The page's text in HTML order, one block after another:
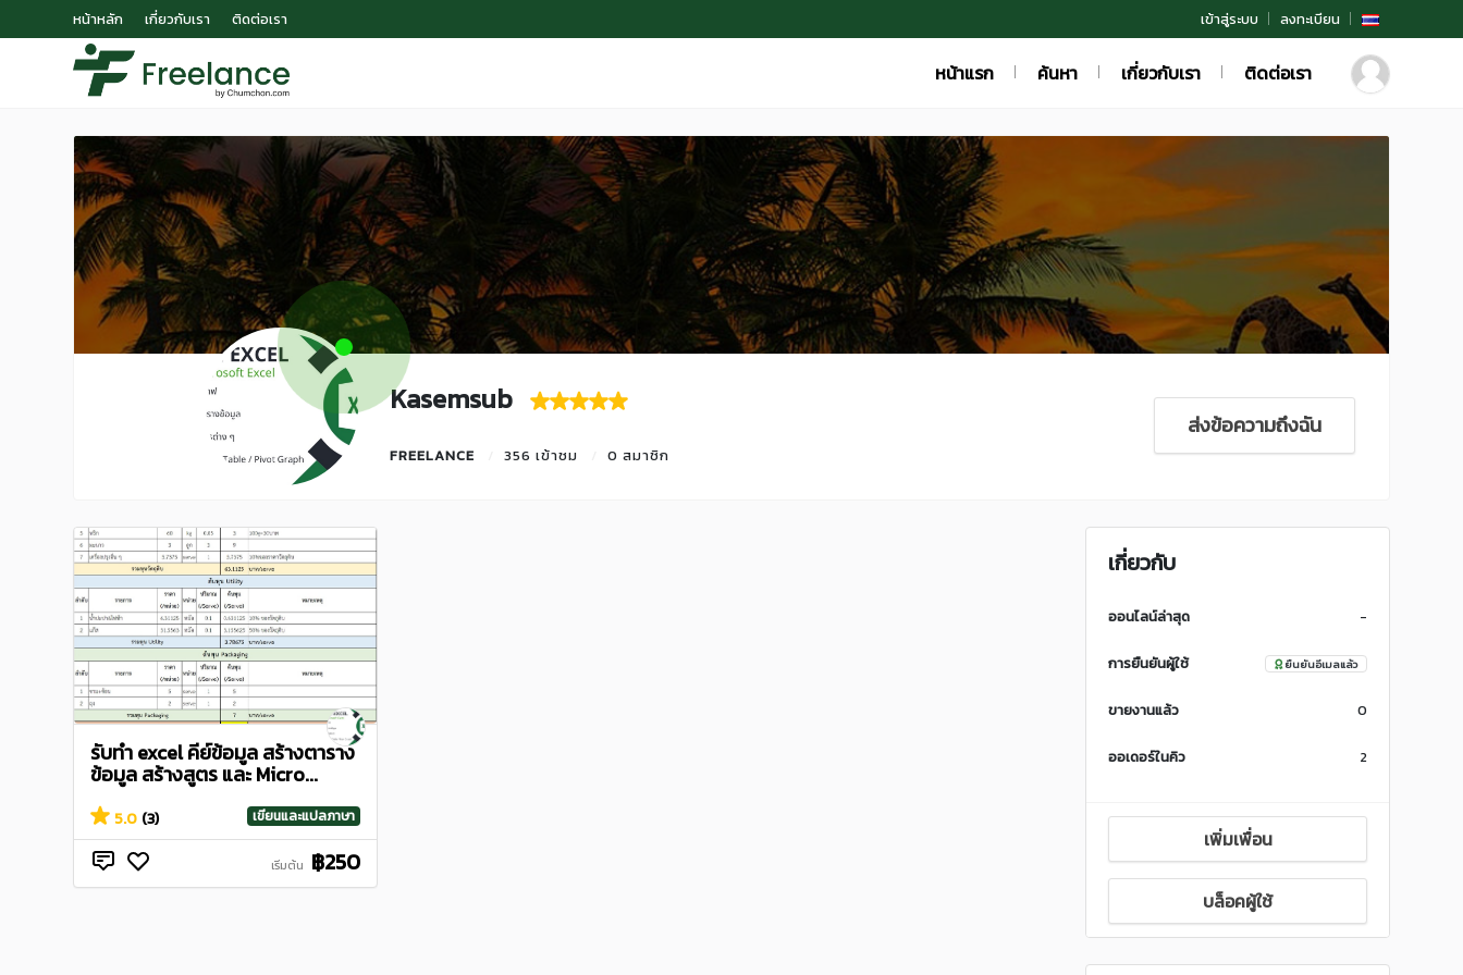
หน้าหลัก เกี่ยวกับเรา ติดต่อเรา เข้าสู่ระบบ ลงทะเบียน
หน้าแรก ค้นหา เกี่ยวกับเรา ติดต่อเรา
Kasemsub
FREELANCE 356 เข้าชม 0 สมาชิก
ส่งข้อความถึงฉัน
รับทำ excel คีย์ข้อมูล สร้างตาราง
ข้อมูล สร้างสูตร และ Micro...
5.0 (3) เขียนและแปลภาษา
เริ่มต้น ฿250
เกี่ยวกับ
ออนไลน์ล่าสุด -
การยืนยันผู้ใช้ ยืนยันอีเมลแล้ว
ขายงานแล้ว 0
ออเดอร์ในคิว 2
เพิ่มเพื่อน
บล็อคผู้ใช้